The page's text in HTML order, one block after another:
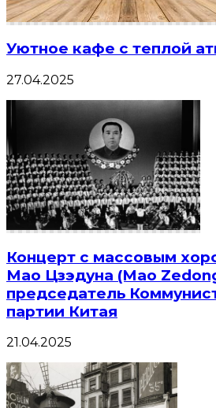
Уютное кафе с теплой
27.04.2025
Концерт с массовым
Мао Цзэдуна (Mao
председатель
партии Китая
21.04.2025